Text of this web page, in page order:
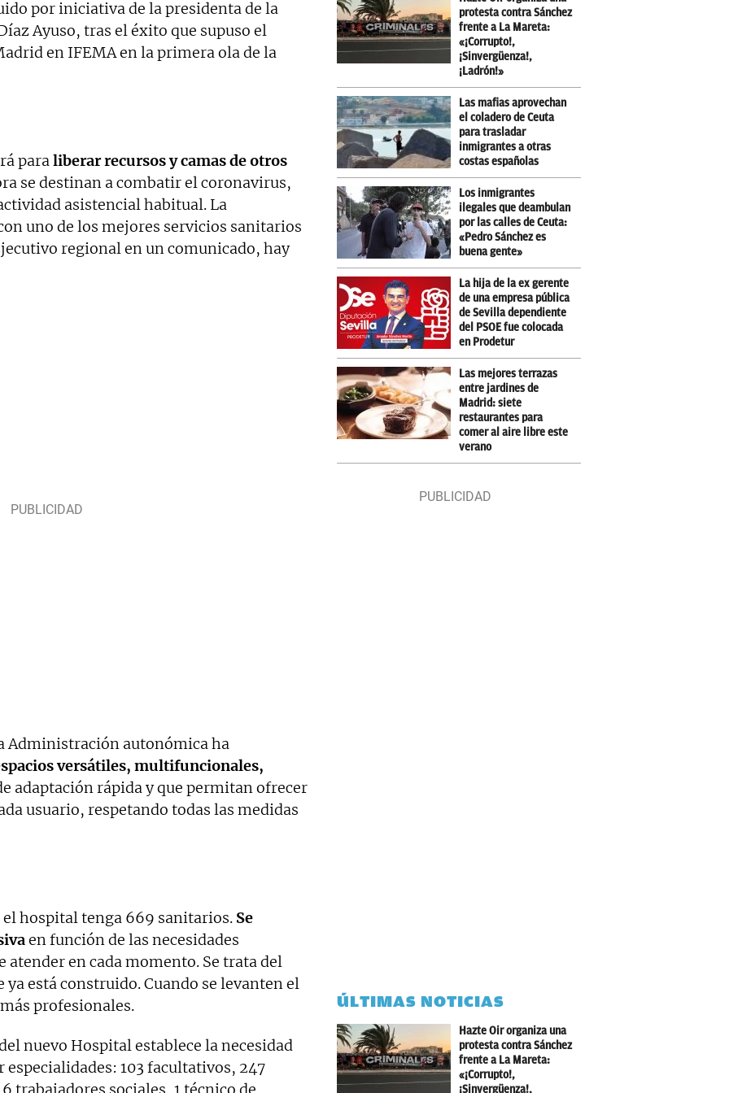
por iniciativa de la presidenta de la
Ayuso, tras el éxito que supuso el
en IFEMA en la primera ola de la
para liberar recursos y camas de otros
se destinan a combatir el coronavirus,
asistencial habitual. La
uno de los mejores servicios sanitarios
regional en un comunicado, hay
Administración autonómica ha
versátiles, multifuncionales,
adaptación rápida y que permitan ofrecer
usuario, respetando todas las medidas
hospital tenga 669 sanitarios. Se
en función de las necesidades
atender en cada momento. Se trata del
está construido. Cuando se levanten el
profesionales.
nuevo Hospital establece la necesidad
103 facultativos, 247
trabajadores sociales, 1 técnico de
protesta contra Sánchez
frente a La Mareta:
«¡Corrupto!,
¡Sinvergüenza!,
¡Ladrón!»
Las mafias aprovechan
el coladero de Ceuta
para trasladar
inmigrantes a otras
costas españolas
Los inmigrantes
ilegales que deambulan
por las calles de Ceuta:
«Pedro Sánchez es
buena gente»
La hija de la ex gerente
de una empresa pública
de Sevilla dependiente
del PSOE fue colocada
en Prodetur
Las mejores terrazas
entre jardines de
Madrid: siete
restaurantes para
comer al aire libre este
verano
ÚLTIMAS NOTICIAS
Hazte Oir organiza una
protesta contra Sánchez
frente a La Mareta:
«¡Corrupto!,
¡Sinvergüenza!,